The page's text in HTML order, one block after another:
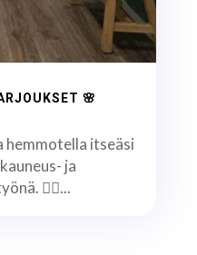
🌸
hemmotella itseäsi
ja
💇‍♀️...